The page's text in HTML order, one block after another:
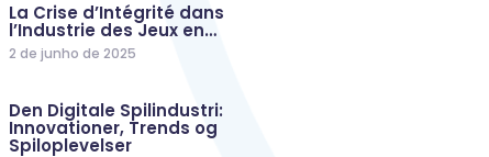
La Crise d’Intégrité dans
l’Industrie des Jeux en…
2 de junho de 2025
Den Digitale Spilindustri:
Innovationer, Trends og
Spiloplevelser